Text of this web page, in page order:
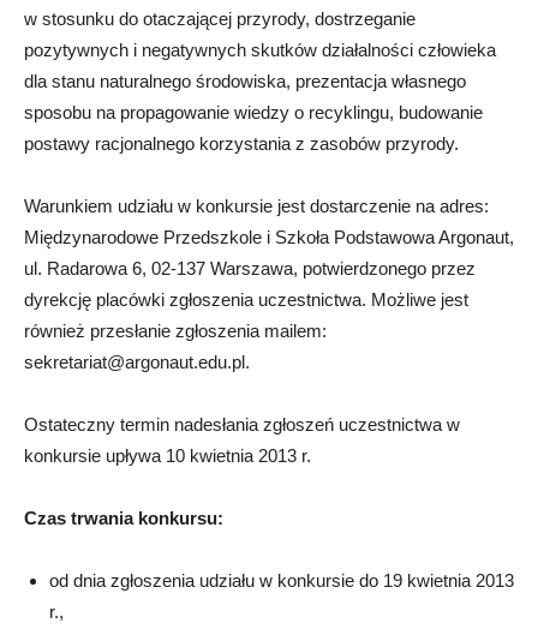
w stosunku do otaczającej przyrody, dostrzeganie
pozytywnych i negatywnych skutków działalności człowieka
dla stanu naturalnego środowiska, prezentacja własnego
sposobu na propagowanie wiedzy o recyklingu, budowanie
postawy racjonalnego korzystania z zasobów przyrody.
Warunkiem udziału w konkursie jest dostarczenie na adres:
Międzynarodowe Przedszkole i Szkoła Podstawowa Argonaut,
ul. Radarowa 6, 02-137 Warszawa, potwierdzonego przez
dyrekcję placówki zgłoszenia uczestnictwa. Możliwe jest
również przesłanie zgłoszenia mailem:
sekretariat@argonaut.edu.pl.
Ostateczny termin nadesłania zgłoszeń uczestnictwa w
konkursie upływa 10 kwietnia 2013 r.
Czas trwania konkursu:
od dnia zgłoszenia udziału w konkursie do 19 kwietnia 2013
r.,